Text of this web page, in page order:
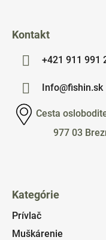
Kontakt
+421 911 991
Info@fishin.sk
Cesta
977 03
Kategórie
Prívlač
Muškárenie